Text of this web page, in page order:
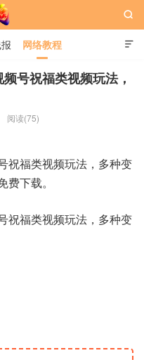

网络教程

号祝福类视频玩法，
阅读(75)
祝福类视频玩法，多种变
下载。
祝福类视频玩法，多种变